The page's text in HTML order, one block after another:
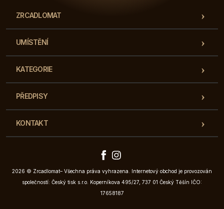
ZRCADLOMAT
UMÍSTĚNÍ
KATEGORIE
PŘEDPISY
KONTAKT
2026 © Zrcadlomat– Všechna práva vyhrazena. Internetový obchod je provozován
společností: Český tisk s.r.o. Koperníkova 495/27, 737 01 Český Těšín IČO:
17658187